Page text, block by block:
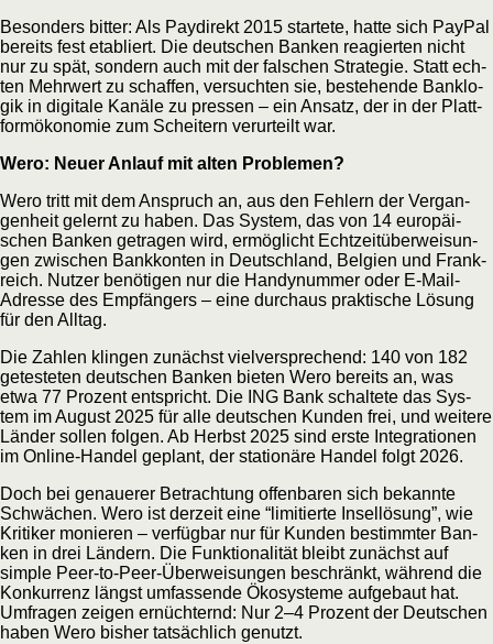
Beson­ders bit­ter: Als Pay­di­rekt 2015 star­te­te, hat­te sich Pay­Pal
bereits fest eta­bliert. Die deut­schen Ban­ken reagier­ten nicht
nur zu spät, son­dern auch mit der fal­schen Stra­te­gie. Statt ech­
ten Mehr­wert zu schaf­fen, ver­such­ten sie, bestehen­de Bank­lo­
gik in digi­ta­le Kanä­le zu pres­sen – ein Ansatz, der in der Platt­
form­öko­no­mie zum Schei­tern ver­ur­teilt war.
Wero: Neu­er Anlauf mit alten Problemen?
Wero tritt mit dem Anspruch an, aus den Feh­lern der Ver­gan­
gen­heit gelernt zu haben. Das Sys­tem, das von 14 euro­päi­
schen Ban­ken getra­gen wird, ermög­licht Echt­zeit­über­wei­sun­
gen zwi­schen Bank­kon­ten in Deutsch­land, Bel­gi­en und Frank­
reich. Nut­zer benö­ti­gen nur die Han­dy­num­mer oder E‑Mail-
Adres­se des Emp­fän­gers – eine durch­aus prak­ti­sche Lösung
für den Alltag.
Die Zah­len klin­gen zunächst viel­ver­spre­chend: 140 von 182
getes­te­ten deut­schen Ban­ken bie­ten Wero bereits an, was
etwa 77 Pro­zent ent­spricht. Die ING Bank schal­te­te das Sys­
tem im August 2025 für alle deut­schen Kun­den frei, und wei­te­re
Län­der sol­len fol­gen. Ab Herbst 2025 sind ers­te Inte­gra­tio­nen
im Online-Han­del geplant, der sta­tio­nä­re Han­del folgt 2026.
Doch bei genaue­rer Betrach­tung offen­ba­ren sich bekann­te
Schwä­chen. Wero ist der­zeit eine “limi­tier­te Insel­lö­sung”, wie
Kri­ti­ker monie­ren – ver­füg­bar nur für Kun­den bestimm­ter Ban­
ken in drei Län­dern. Die Funk­tio­na­li­tät bleibt zunächst auf
simp­le Peer-to-Peer-Über­wei­sun­gen beschränkt, wäh­rend die
Kon­kur­renz längst umfas­sen­de Öko­sys­te­me auf­ge­baut hat.
Umfra­gen zei­gen ernüch­ternd: Nur 2–4 Pro­zent der Deut­schen
haben Wero bis­her tat­säch­lich genutzt.